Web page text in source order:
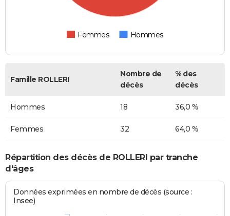
Femmes Hommes
Famille ROLLERI
Nombre de
décès
% des
décès
Hommes 18 36,0 %
Femmes 32 64,0 %
Répartition des décès de ROLLERI par tranche
d'âges
Données exprimées en nombre de décès (source :
Insee)